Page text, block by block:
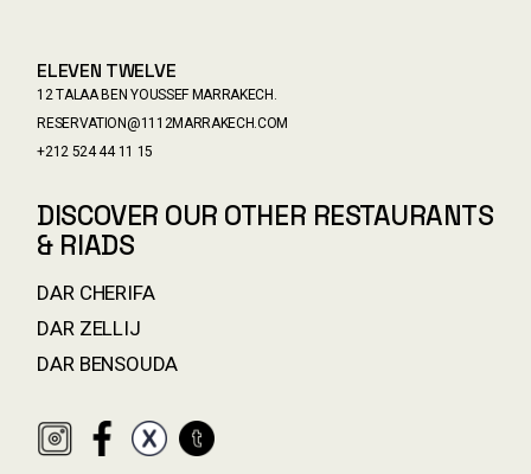
ELEVEN TWELVE
12 TALAA BEN YOUSSEF MARRAKECH.
RESERVATION@1112MARRAKECH.COM
+212 524 44 11 15
DISCOVER OUR OTHER RESTAURANTS
& RIADS
DAR CHERIFA
DAR ZELLIJ
DAR BENSOUDA